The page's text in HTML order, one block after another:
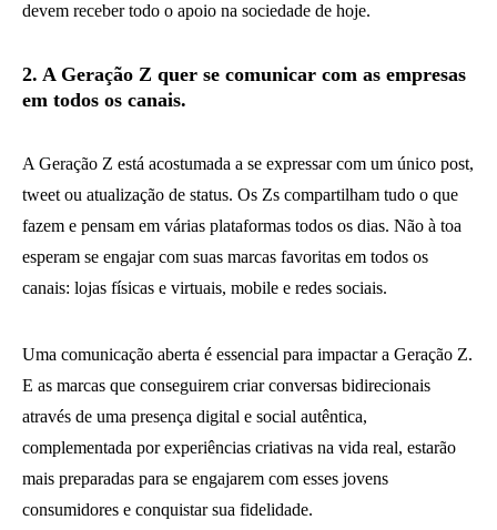
devem receber todo o apoio na sociedade de hoje.
2. A Geração Z quer se comunicar com as empresas
em todos os canais.
A Geração Z está acostumada a se expressar com um único post,
tweet ou atualização de status. Os Zs compartilham tudo o que
fazem e pensam em várias plataformas todos os dias. Não à toa
esperam se engajar com suas marcas favoritas em todos os
canais: lojas físicas e virtuais, mobile e redes sociais.
Uma comunicação aberta é essencial para impactar a Geração Z.
E as marcas que conseguirem criar conversas bidirecionais
através de uma presença digital e social autêntica,
complementada por experiências criativas na vida real, estarão
mais preparadas para se engajarem com esses jovens
consumidores e conquistar sua fidelidade.